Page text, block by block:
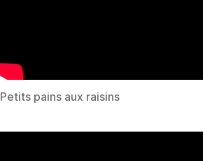
Petits pains aux raisins